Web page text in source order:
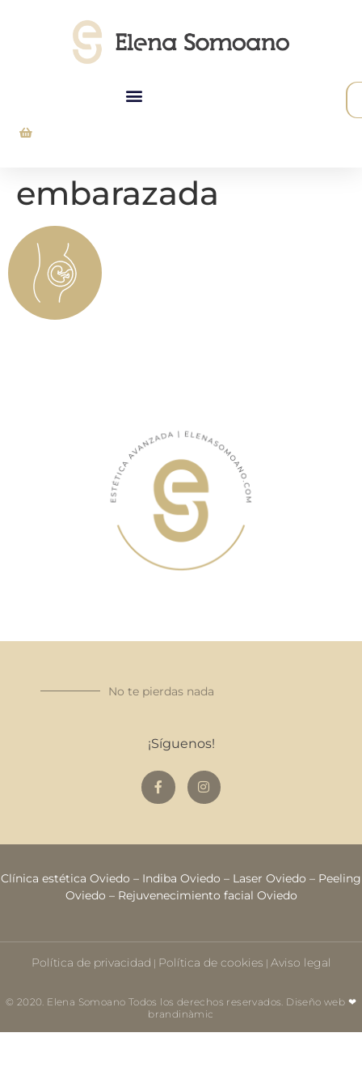
embarazada
No te pierdas nada
¡Síguenos!
Clínica estética Oviedo – Indiba Oviedo – Laser Oviedo – Peeling
Oviedo – Rejuvenecimiento facial Oviedo
Política de privacidad | Política de cookies | Aviso legal
© 2020. Elena Somoano Todos los derechos reservados. Diseño web ❤
brandinàmic